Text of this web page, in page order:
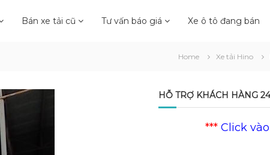
Bán xe tải cũ Tư vấn báo giá Xe ô tô đang bán
Home Xe tải Hino
HỖ TRỢ KHÁCH HÀNG
***Click